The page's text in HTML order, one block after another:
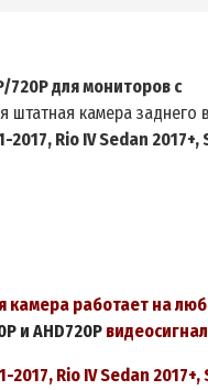
720Pдля мониторов с
штатная камера заднего
2017, Rio IV Sedan 2017+,
камера работает на
и AHD720P
Rio IV Sedan 2017+,